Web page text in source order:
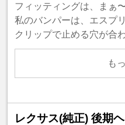
フィッティングは、まぁ
私のバンパーは、エスプ
クリップで止める穴が合
も
レクサス(純正) 後期